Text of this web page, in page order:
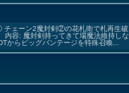
ェーン2魔封剣②の花札衛で札再生破
容: 魔封剣持ってきて場魔法維持しな
からビッグバンテージを特殊召喚...